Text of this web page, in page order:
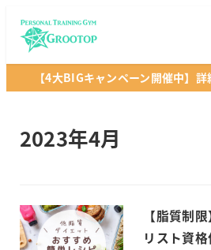
【4大BIGキャンペーン開催中】
2023年4月
【脂質制
リスト資